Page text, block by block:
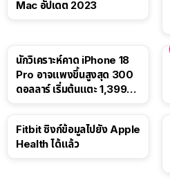
Mac อัปเดต 2023
นักวิเคราะห์คาด iPhone 18
Pro อาจแพงขึ้นสูงสุด 300
ดอลลาร์ เริ่มต้นแตะ 1,399
Fitbit ซิงก์ข้อมูลไปยัง Apple
Health ได้แล้ว